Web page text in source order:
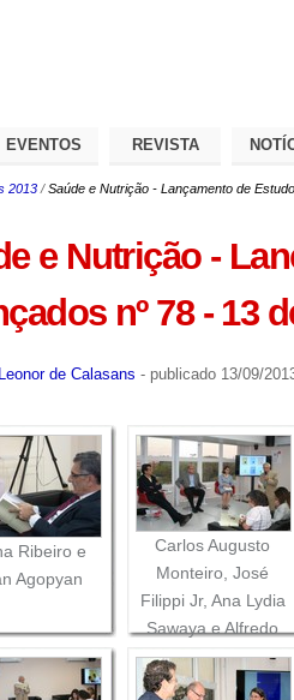
EVENTOS REVISTA
2013 /Saúde e Nutrição - Lançamento de
e Nutrição -
nº 78 - 13
de Calasans - publicado13/09/
Ribeiro e
Agopyan
Carlos Augusto
Monteiro, José
Filippi Jr, Ana Lydia
Sawaya e Alfredo
Bosi